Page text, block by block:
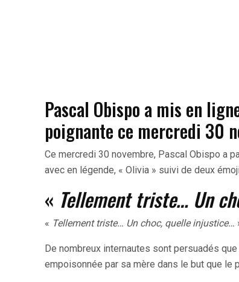
Pascal Obispo a mis en
poignante ce mercredi 30
Ce mercredi 30 novembre, Pascal Obispo a
avec en légende, « Olivia » suivi de deux
« Tellement triste… Un
« Tellement triste… Un choc, quelle injustice…
De nombreux internautes sont persuadés
empoisonnée par sa mère dans le but que le